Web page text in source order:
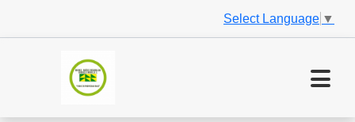
Select Language ▼